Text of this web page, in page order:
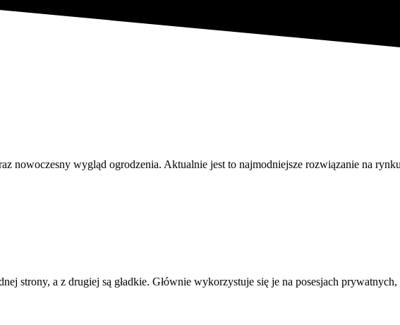
nowoczesny wygląd ogrodzenia. Aktualnie jest to najmodniejsze rozwiązanie na
strony, a z drugiej są gładkie. Głównie wykorzystuje się je na posesjach